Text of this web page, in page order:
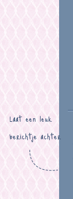
Laat een leuk
berichtje achter